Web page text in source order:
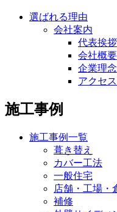
選ばれる理由
会社案内
代表挨拶
会社概要
企業理念
アクセ
施工事例
施工事例一覧
葺き替え
カバー工法
一般住宅
店舗・工場・
補修